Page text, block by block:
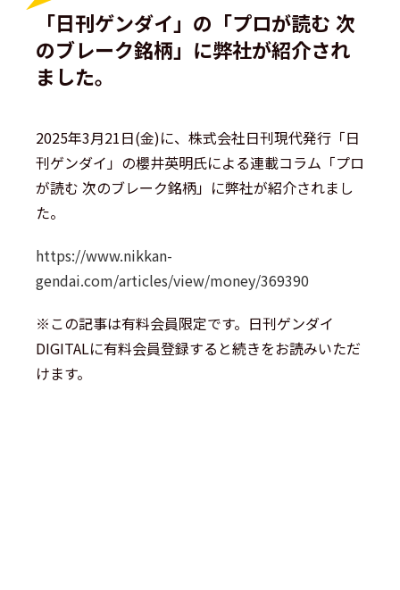
「日刊ゲンダイ」の「プロが読む 次
のブレーク銘柄」に弊社が紹介され
ました。
2025年3月21日(金)に、株式会社日刊現代発行「日
刊ゲンダイ」の櫻井英明氏による連載コラム「プロ
が読む 次のブレーク銘柄」に弊社が紹介されまし
た。
https://www.nikkan-
gendai.com/articles/view/money/369390
※この記事は有料会員限定です。日刊ゲンダイ
DIGITALに有料会員登録すると続きをお読みいただ
けます。